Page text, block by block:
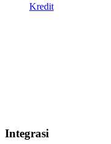
Kredit
Integrasi